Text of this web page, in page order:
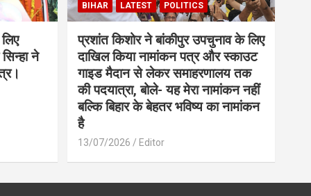
ने
BIHAR LATEST POLITICS
प्रशांत किशोर ने बांकीपुर उपचुनाव के लिए
दाखिल किया नामांकन पत्र और स्काउट
गाइड मैदान से लेकर समाहरणालय तक
की पदयात्रा, बोले- यह मेरा नामांकन नहीं
बल्कि बिहार के बेहतर भविष्य का नामांकन
है
13/07/2026 Editor